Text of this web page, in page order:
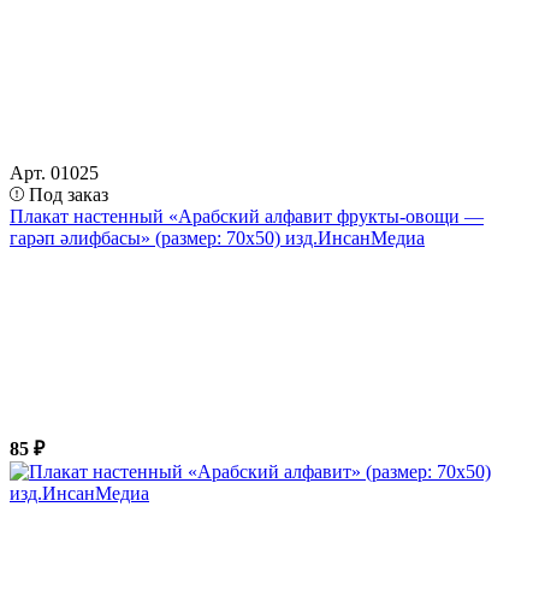
Арт. 01025
Под заказ
Плакат настенный «Арабский алфавит фрукты-овощи —
гарәп әлифбасы» (размер: 70х50) изд.ИнсанМедиа
85 ₽